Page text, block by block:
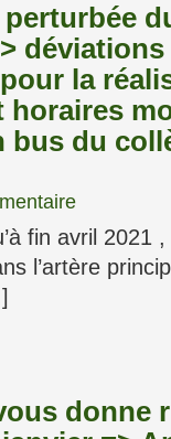
la
horaires
bus du
fin avril 2021
l’artère
donne